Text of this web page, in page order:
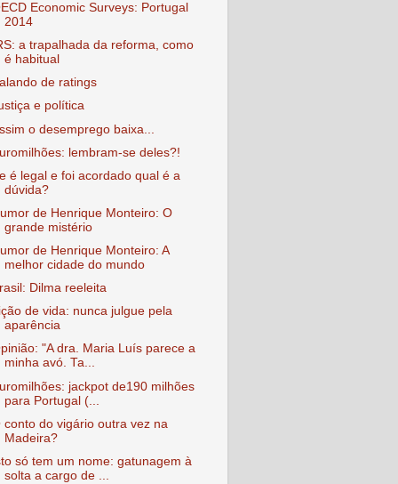
Economic Surveys: Portugal
2014
a trapalhada da reforma, como
é habitual
de ratings
e política
o desemprego baixa...
lembram-se deles?!
é legal e foi acordado qual é a
dúvida?
de Henrique Monteiro: O
grande mistério
de Henrique Monteiro: A
melhor cidade do mundo
Dilma reeleita
de vida: nunca julgue pela
aparência
"A dra. Maria Luís parece a
minha avó. Ta...
jackpot de190 milhões
para Portugal (...
conto do vigário outra vez na
Madeira?
só tem um nome: gatunagem à
solta a cargo de ...